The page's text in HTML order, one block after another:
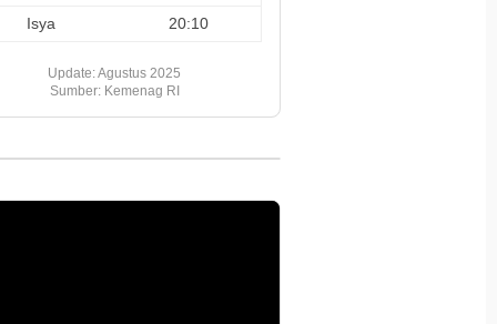
Isya
20:10
Update: Agustus 2025
Sumber: Kemenag RI